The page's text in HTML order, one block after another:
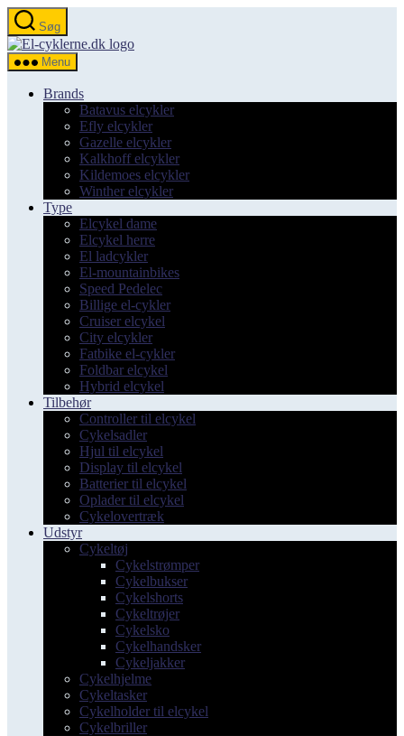
Spring
til
indholdet
Søg
el-
Menu
Brands
Batavus elcykler
Efly elcykler
Gazelle elcykler
Kalkhoff elcykler
Kildemoes elcykler
Winther elcykler
Type
Elcykel dame
Elcykel herre
El ladcykler
El-mountainbikes
Speed Pedelec
Billige el-cykler
Cruiser elcykel
City elcykler
Fatbike el-cykler
Foldbar elcykel
Hybrid elcykel
Tilbehør
Controller til elcykel
Cykelsadler
Hjul til elcykel
Display til elcykel
Batterier til elcykel
Oplader til elcykel
Cykelovertræk
Udstyr
Cykeltøj
Cykelstrømper
Cykelbukser
Cykelshorts
Cykeltrøjer
Cykelsko
Cykelhandsker
Cykeljakker
Cykelhjelme
Cykeltasker
Cykelholder til elcykel
Cykelbriller